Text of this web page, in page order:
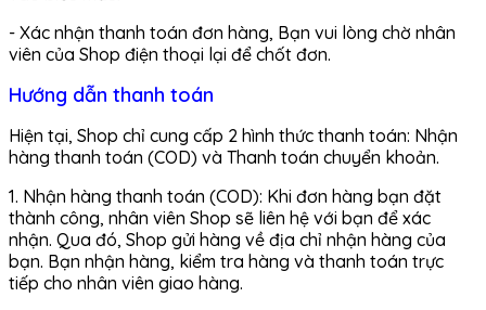
- Xác nhận thanh toán đơn hàng, Bạn vui lòng chờ nhân
viên của Shop điện thoại lại để chốt đơn.
Hướng dẫn thanh toán
Hiện tại, Shop chỉ cung cấp 2 hình thức thanh toán: Nhận
hàng thanh toán (COD) và Thanh toán chuyển khoản.
1. Nhận hàng thanh toán (COD): Khi đơn hàng bạn đặt
thành công, nhân viên Shop sẽ liên hệ với bạn để xác
nhận. Qua đó, Shop gửi hàng về địa chỉ nhận hàng của
bạn. Bạn nhận hàng, kiểm tra hàng và thanh toán trực
tiếp cho nhân viên giao hàng.